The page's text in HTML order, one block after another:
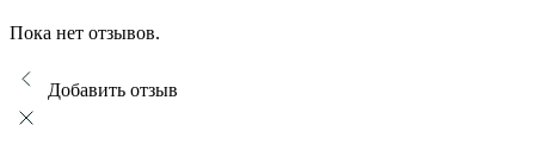
Пока нет отзывов.
Добавить отзыв